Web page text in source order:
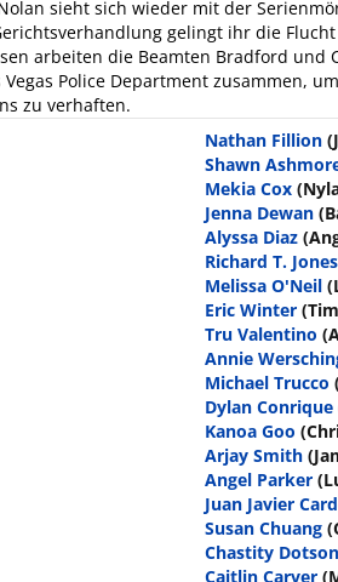
sieht sich wieder mit der
gelingt ihr die
arbeiten die Beamten Bradford und
Vegas Police Department zusammen,
zu verhaften.
Nathan Fillion
Shawn
Mekia Cox
Jenna Dewan
Alyssa Diaz
Richard T. Jones
Melissa O'Neil
Eric Winter
Tru Valentino
Annie
Michael Trucco
Dylan Conrique
Kanoa Goo
Arjay Smith
Angel Parker
Juan Javier
Susan Chuang
Chastity Dotson
Caitlin Carver